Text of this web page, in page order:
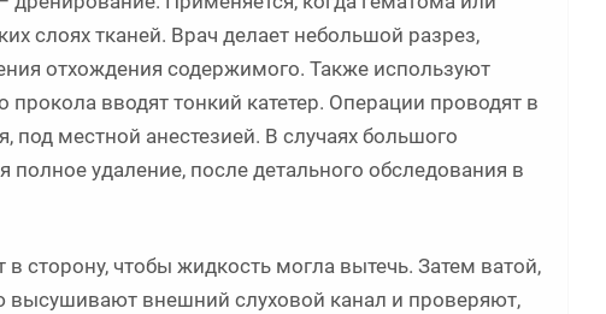
слоях тканей. Врач делает небольшой разрез,
отхождения содержимого. Также используют
вводят тонкий катетер. Операции проводят в
под местной анестезией. В случаях большого
полное удаление, после детального обследования в
сторону, чтобы жидкость могла вытечь. Затем ватой,
высушивают внешний слуховой канал и проверяют,